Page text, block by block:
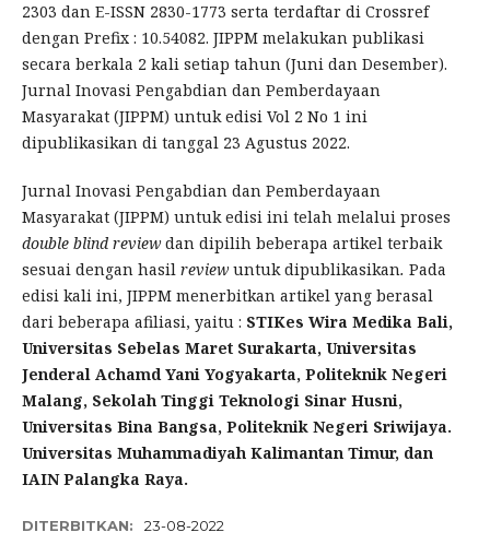
2303 dan E-ISSN 2830-1773 serta terdaftar di Crossref
dengan Prefix : 10.54082. JIPPM melakukan publikasi
secara berkala 2 kali setiap tahun (Juni dan Desember).
Jurnal Inovasi Pengabdian dan Pemberdayaan
Masyarakat (JIPPM) untuk edisi Vol 2 No 1 ini
dipublikasikan di tanggal 23 Agustus 2022.
Jurnal Inovasi Pengabdian dan Pemberdayaan
Masyarakat (JIPPM) untuk edisi ini telah melalui proses
double blind reviewdan dipilih beberapa artikel terbaik
sesuai dengan hasil reviewuntuk dipublikasikan. Pada
edisi kali ini, JIPPM menerbitkan artikel yang berasal
dari beberapa afiliasi, yaitu : STIKes Wira Medika Bali,
Universitas Sebelas Maret Surakarta, Universitas
Jenderal Achamd Yani Yogyakarta, Politeknik Negeri
Malang, Sekolah Tinggi Teknologi Sinar Husni,
Universitas Bina Bangsa, Politeknik Negeri Sriwijaya.
Universitas Muhammadiyah Kalimantan Timur, dan
IAIN Palangka Raya.
DITERBITKAN: 23-08-2022